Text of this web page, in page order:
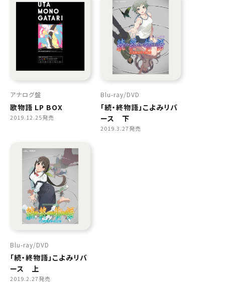
アナログ盤
歌物語 LP BOX
2019.12.25発売
Blu-ray DVD
「続・終物語」こよみリバ
ース 下
2019.3.27発売
Blu-ray DVD
「続・終物語」こよみリバ
ース 上
2019.2.27発売